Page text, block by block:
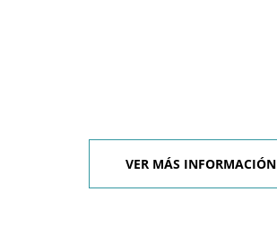
VER MÁS INFORMACIÓN